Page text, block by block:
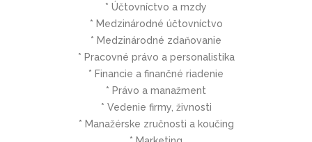
* Účtovníctvo a mzdy
* Medzinárodné účtovníctvo
* Medzinárodné zdaňovanie
* Pracovné právo a personalistika
* Financie a finančné riadenie
* Právo a manažment
* Vedenie firmy, živnosti
* Manažérske zručnosti a koučing